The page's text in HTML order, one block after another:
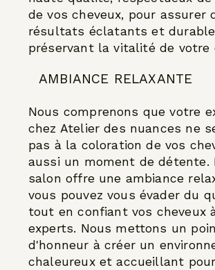
de vos cheveux, pour assurer
résultats éclatants et
préservant la vitalité de votre
AMBIANCE RELAXANTE
Nous comprenons que votre
chez Atelier des nuances ne
pas à la coloration de vos
aussi un moment de détente.
salon offre une ambiance
vous pouvez vous évader du
tout en confiant vos cheveux
experts. Nous mettons un
d'honneur à créer un
chaleureux et accueillant